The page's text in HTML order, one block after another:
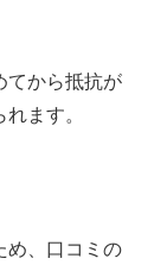
てから抵抗が
ます。
め、口コミの